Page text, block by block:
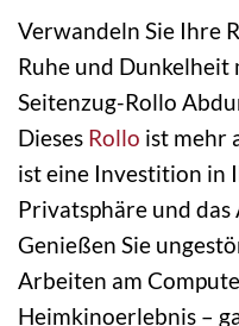
Verwandeln Sie Ihre
Ruhe und Dunkelheit
Seitenzug-Rollo
Dieses Rollo ist mehr
ist eine Investition in
Privatsphäre und das
Genießen Sie
Arbeiten am
Heimkinoerlebnis –